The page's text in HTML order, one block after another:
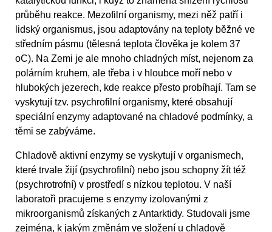
průběhu reakce. Mezofilní organismy, mezi něž patří i
lidský organismus, jsou adaptovány na teploty běžné ve
středním pásmu (tělesná teplota člověka je kolem 37
oC). Na Zemi je ale mnoho chladných míst, nejenom za
polárním kruhem, ale třeba i v hloubce moří nebo v
hlubokých jezerech, kde reakce přesto probíhají. Tam se
vyskytují tzv. psychrofilní organismy, které obsahují
speciální enzymy adaptované na chladové podmínky, a
těmi se zabýváme.
Chladově aktivní enzymy se vyskytují v organismech,
které trvale žijí (psychrofilní) nebo jsou schopny žít též
(psychrotrofní) v prostředí s nízkou teplotou. V naší
laboratoři pracujeme s enzymy izolovanými z
mikroorganismů získaných z Antarktidy. Studovali jsme
zejména, k jakým změnám ve složení u chladově